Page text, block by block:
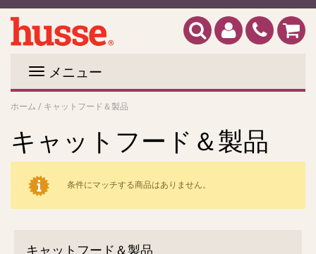
メニュー
ホーム / キャットフード＆製品
キャットフード＆製品
条件にマッチする商品はありません。
キャットフード＆製品